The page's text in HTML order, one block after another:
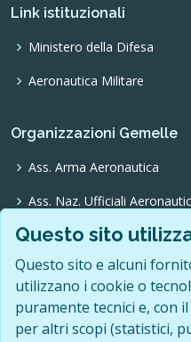
Link istituzionali
Ministero della Difesa
Aeronautica Militare
Organizzazioni Gemelle
Ass. Arma Aeronautica
Ass. Naz. Ufficiali
Ass. Trasvolatori Atlantici
Ass. Pionieri Aeronautica
O.N.F.A.
Questo sito
Questo sito e alcuni
utilizzano i cookie o
puramente tecnici e, con
per altri scopi (statistici,